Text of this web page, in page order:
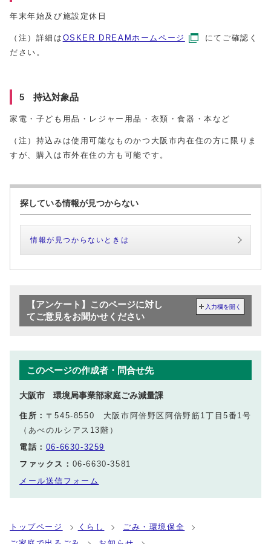
年末年始及び施設定休日
（注）詳細は OSKER DREAMホームページ
にてご確認く
ださい。
5 持込対象品
家電・子ども用品・レジャー用品・衣類・食器・本など
（注）持込みは使用可能なものかつ大阪市内在住の方に限りま
すが、購入は市外在住の方も可能です。
探している情報が見つからない
情報が見つからないときは
【アンケート】このページに対し
てご意見をお聞かせください
入力欄を開く
このページの作成者・問合せ先
大阪市 環境局事業部家庭ごみ減量課
住所： 〒545-8550 大阪市阿倍野区阿倍野筋1丁目5番1号
（あべのルシアス13階）
電話： 06-6630-3259
ファックス： 06-6630-3581
メール送信フォーム
トップページ くらし
ごみ・環境保全